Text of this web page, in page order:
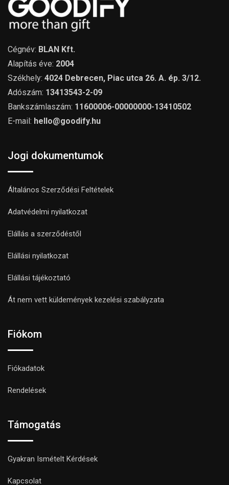
Cégnév: BLAN Kft.
Alapítás éve: 2004
Székhely: 4024 Debrecen, Piac utca 26. A. ép. 3/12.
Adószám: 13413543-2-09
Bankszámlaszám: 11600006-00000000-13410502
E-mail: hello@goodify.hu
Jogi dokumentumok
Általános Szerződési Feltételek
Adatvédelmi nyilatkozat
Elállás a szerződéstől
Elállási nyilatkozat
Elállási tájékoztató
Át nem vett küldemények kezelési szabályzata
Fiókom
Fiókadatok
Rendelések
Támogatás
Gyakran Ismételt Kérdések
Kapcsolat